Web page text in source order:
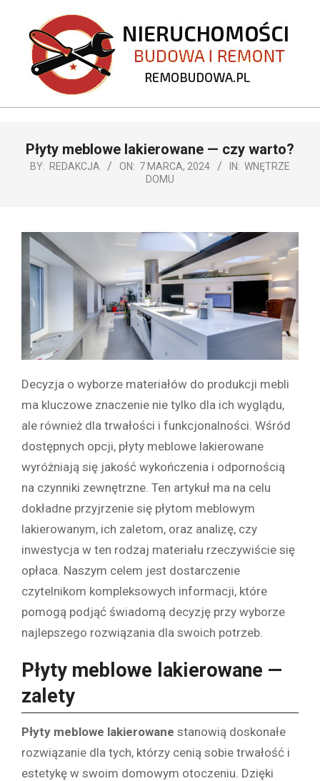
content
REMOBUDOWA.PL
NavigationPłyty meblowe lakierowane — czy warto?
BY: REDAKCJA ON: 7 MARCA, 2024 IN: WNĘTRZE
DOMU
Decyzja o wyborze materiałów do produkcji mebli
ma kluczowe znaczenie nie tylko dla ich wyglądu,
ale również dla trwałości i funkcjonalności. Wśród
dostępnych opcji, płyty meblowe lakierowane
wyróżniają się jakość wykończenia i odpornością
na czynniki zewnętrzne. Ten artykuł ma na celu
dokładne przyjrzenie się płytom meblowym
lakierowanym, ich zaletom, oraz analizę, czy
inwestycja w ten rodzaj materiału rzeczywiście się
opłaca. Naszym celem jest dostarczenie
czytelnikom kompleksowych informacji, które
pomogą podjąć świadomą decyzję przy wyborze
najlepszego rozwiązania dla swoich potrzeb.
Płyty meblowe lakierowane —
zalety
Płyty meblowe lakierowane stanowią doskonałe
rozwiązanie dla tych, którzy cenią sobie trwałość i
estetykę w swoim domowym otoczeniu. Dzięki